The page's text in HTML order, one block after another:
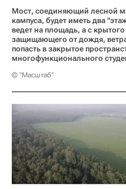
Мост, соединяющий лесной
кампуса, будет иметь два
ведет на площадь, а с
защищающего от дождя,
попасть в закрытое
многофункционального
© "Масштаб"